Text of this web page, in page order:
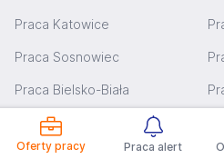
Oferty pracy Praca alert
Praca Katowice
Praca Sosnowiec
Praca Bielsko-Biała
Praca Bytom